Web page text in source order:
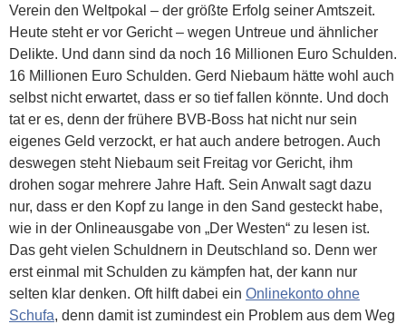
Verein den Weltpokal – der größte Erfolg seiner Amtszeit.
Heute steht er vor Gericht – wegen Untreue und ähnlicher
Delikte. Und dann sind da noch 16 Millionen Euro Schulden.
16 Millionen Euro Schulden. Gerd Niebaum hätte wohl auch
selbst nicht erwartet, dass er so tief fallen könnte. Und doch
tat er es, denn der frühere BVB-Boss hat nicht nur sein
eigenes Geld verzockt, er hat auch andere betrogen. Auch
deswegen steht Niebaum seit Freitag vor Gericht, ihm
drohen sogar mehrere Jahre Haft. Sein Anwalt sagt dazu
nur, dass er den Kopf zu lange in den Sand gesteckt habe,
wie in der Onlineausgabe von „Der Westen“ zu lesen ist.
Das geht vielen Schuldnern in Deutschland so. Denn wer
erst einmal mit Schulden zu kämpfen hat, der kann nur
selten klar denken. Oft hilft dabei ein Onlinekonto ohne
Schufa, denn damit ist zumindest ein Problem aus dem Weg